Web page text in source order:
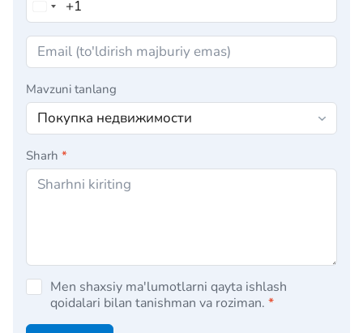
Mavzuni tanlang
Sharh *
Men shaxsiy ma'lumotlarni qayta ishlash
qoidalari bilan tanishman va roziman. *